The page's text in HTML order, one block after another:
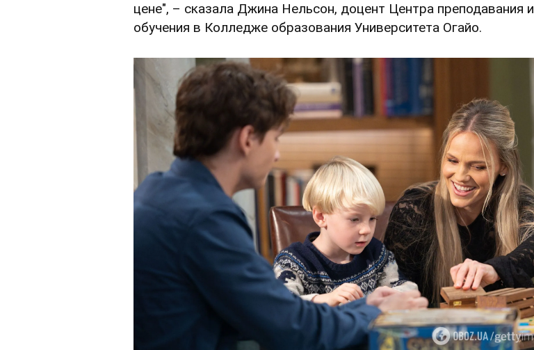
цене", – сказала Джина Нельсон, доцент Центра преподавания и
обучения в Колледже образования Университета Огайо.